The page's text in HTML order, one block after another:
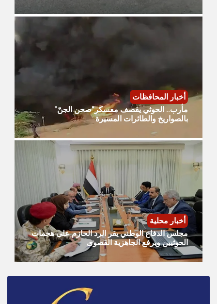
أخبار المحافظات
مأرب.. الحوثي يقصف معسكر"صحن الجنّ"
بالصواريخ والطائرات المسيرة
أخبار محلية
مجلس الدفاع الوطني يقر الرد الحازم على هجمات
الحوثيين ويرفع الجاهزية القصوى